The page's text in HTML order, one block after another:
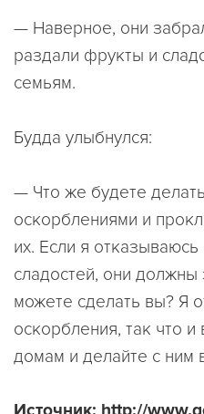
— Наверное, они
раздали фрукты и
семьям.
Будда улыбнулся:
— Что же будете
оскорблениями и
их. Если я
сладостей, они должны
можете сделать вы? Я
оскорбления, так что и
домам и делайте с ним